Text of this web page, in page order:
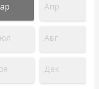
Апр
Авг
Дек